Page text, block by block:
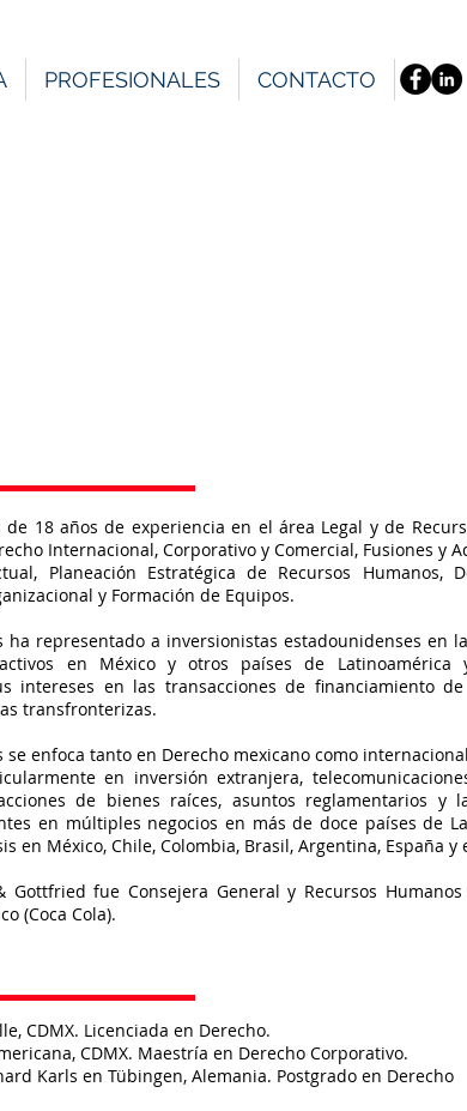
PROFESIONALES CONTACTO
de 18 años de experiencia en el área Legal y de
Internacional, Corporativo y Comercial, Fusiones y
Planeación Estratégica de Recursos Humanos,
y Formación de Equipos.
ha representado a inversionistas estadounidenses en
en México y otros países de Latinoamérica
intereses en las transacciones de financiamiento
transfronterizas.
se enfoca tanto en Derecho mexicano como
en inversión extranjera,
de bienes raíces, asuntos reglamentarios y
en múltiples negocios en más de doce países de
en México, Chile, Colombia, Brasil, Argentina, España y
Gottfried fue Consejera General y Recursos
(Coca Cola).
CDMX. Licenciada en Derecho.
CDMX. Maestría en Derecho Corporativo.
Karls en Tübingen, Alemania. Postgrado en Derecho